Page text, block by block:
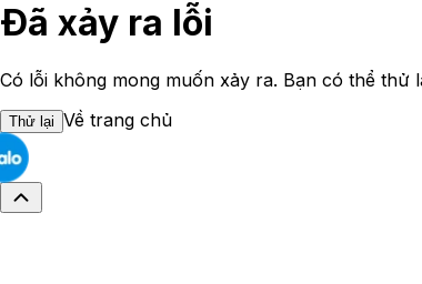
Đã xảy ra lỗi
Có lỗi không mong muốn xảy ra. Bạn có thể thử
Thử lại Về trang chủ